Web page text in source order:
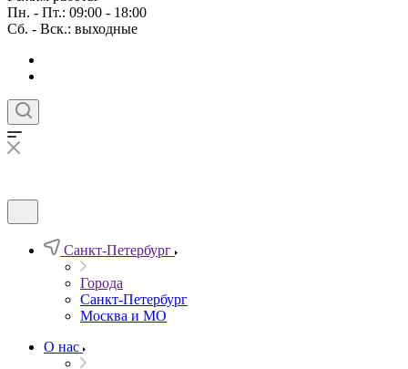
Пн. - Пт.: 09:00 - 18:00
Сб. - Вск.: выходные
Санкт-Петербург
Города
Санкт-Петербург
Москва и МО
О нас